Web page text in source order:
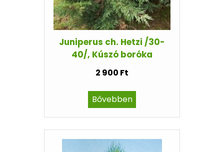
Juniperus ch. Hetzi /30-
40/, Kúszó boróka
2 900 Ft
Bővebben